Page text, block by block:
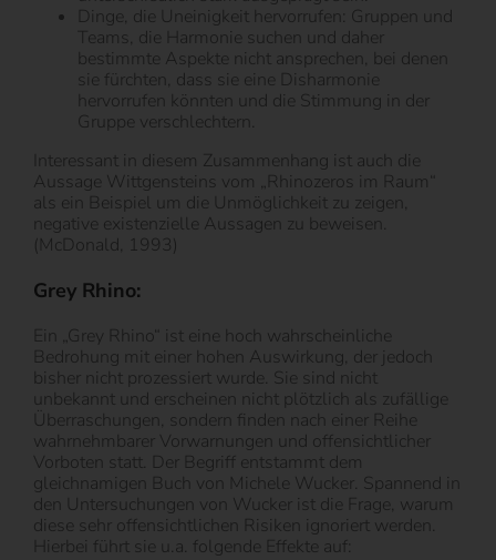
Dinge, die Uneinigkeit hervorrufen: Gruppen und
Teams, die Harmonie suchen und daher
bestimmte Aspekte nicht ansprechen, bei denen
sie fürchten, dass sie eine Disharmonie
hervorrufen könnten und die Stimmung in der
Gruppe verschlechtern.
Interessant in diesem Zusammenhang ist auch die
Aussage Wittgensteins vom „Rhinozeros im Raum“
als ein Beispiel um die Unmöglichkeit zu zeigen,
negative existenzielle Aussagen zu beweisen.
(McDonald, 1993)
Grey Rhino:
Ein „Grey Rhino“ ist eine hoch wahrscheinliche
Bedrohung mit einer hohen Auswirkung, der jedoch
bisher nicht prozessiert wurde. Sie sind nicht
unbekannt und erscheinen nicht plötzlich als zufällige
Überraschungen, sondern finden nach einer Reihe
wahrnehmbarer Vorwarnungen und offensichtlicher
Vorboten statt. Der Begriff entstammt dem
gleichnamigen Buch von Michele Wucker. Spannend in
den Untersuchungen von Wucker ist die Frage, warum
diese sehr offensichtlichen Risiken ignoriert werden.
Hierbei führt sie u.a. folgende Effekte auf: